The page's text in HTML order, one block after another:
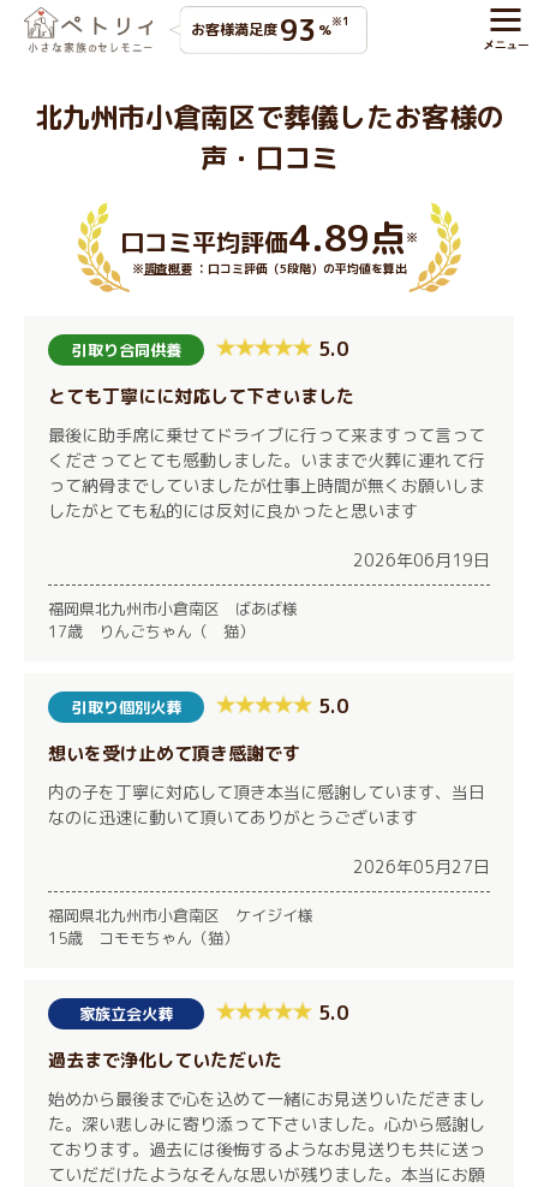
お客様満足度93 %※1
北九州市小倉南区で葬儀したお客様の
声・口コミ
口コミ平均評価4.89点※
※調査概要：口コミ評価（5段階）の平均値を算出
引取り合同供養 5.0
とても丁寧にに対応して下さいました
最後に助手席に乗せてドライブに行って来ますって言って
くださってとても感動しました。いままで火葬に連れて行
って納骨までしていましたが仕事上時間が無くお願いしま
したがとても私的には反対に良かったと思います
2026年06月19日
福岡県北九州市小倉南区 ばあば様
17歳 りんごちゃん（ 猫）
引取り個別火葬 5.0
想いを受け止めて頂き感謝です
内の子を丁寧に対応して頂き本当に感謝しています、当日
なのに迅速に動いて頂いてありがとうございます
2026年05月27日
福岡県北九州市小倉南区 ケイジイ様
15歳 コモモちゃん（猫）
家族立会火葬 5.0
過去まで浄化していただいた
始めから最後まで心を込めて一緒にお見送りいただきまし
た。深い悲しみに寄り添って下さいました。心から感謝し
ております。過去には後悔するようなお見送りも共に送っ
ていだだけたようなそんな思いが残りました。本当にお願